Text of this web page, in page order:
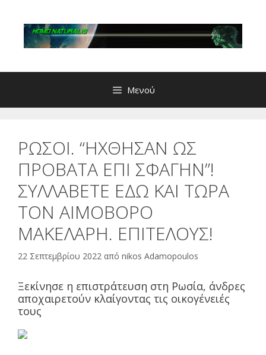
περιεχόμενο
Μενού
ΡΩΣΟΙ. “ΗΧΘΗΣΑΝ ΩΣ
ΠΡΟΒΑΤΑ ΕΠΙ ΣΦΑΓΗΝ”!
ΣΥΛΛΑΒΕΤΕ ΕΔΩ ΚΑΙ ΤΩΡΑ
ΤΟΝ ΑΙΜΟΒΟΡΟ
ΜΑΚΕΛΑΡΗ. ΕΠΙΤΕΛΟΥΣ!
22 Σεπτεμβρίου 2022 από nikos Adamopoulos
Ξεκίνησε η επιστράτευση στη Ρωσία, άνδρες
αποχαιρετούν κλαίγοντας τις οικογένειές
τους